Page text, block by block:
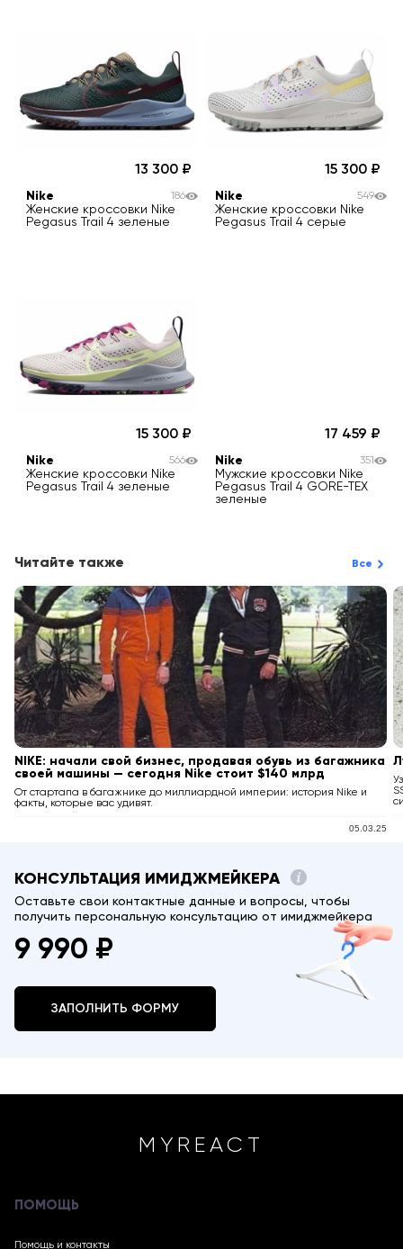
13 300
Nike
Женские кроссовки Nike
Pegasus Trail 4 зеленые
186
15 300
Nike
Женские кроссовки Nike
Pegasus Trail 4 серые
549
15 300
Nike
Женские кроссовки Nike
Pegasus Trail 4 зеленые
566
17 459
Nike
Мужские кроссовки Nike
Pegasus Trail 4 GORE-TEX
зеленые
351
Читайте также Все
NIKE: начали свой бизнес, продавая обувь из багажника
своей машины — сегодня Nike стоит $140 млрд
От стартапа в багажнике до миллиардной империи: история Nike и
факты, которые вас удивят.
05.03.25
КОНСУЛЬТАЦИЯ ИМИДЖМЕЙКЕРА
Оставьте свои контактные данные и вопросы, чтобы
получить персональную консультацию от имиджмейкера
9 990 ₽
ЗАПОЛНИТЬ ФОРМУ
MYREACT
ПОМОЩЬ
Помощь и контакты